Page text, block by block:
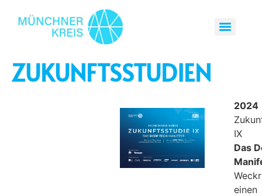
ZUKUNFTSSTUDIEN
2024
IX
Das
einen